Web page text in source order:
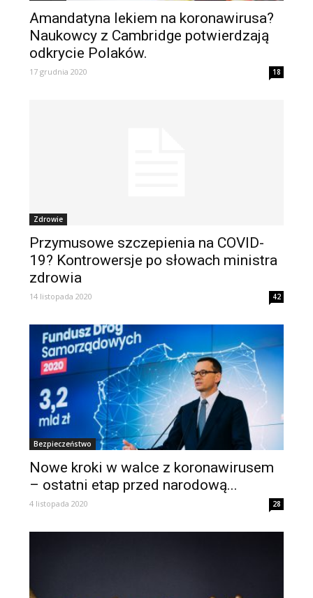
Amandatyna lekiem na koronawirusa?
Naukowcy z Cambridge potwierdzają
odkrycie Polaków.
17 grudnia 2020 18
Zdrowie
Przymusowe szczepienia na COVID-
19? Kontrowersje po słowach ministra
zdrowia
14 listopada 2020 42
Bezpieczeństwo
Nowe kroki w walce z koronawirusem
– ostatni etap przed narodową...
4 listopada 2020 28